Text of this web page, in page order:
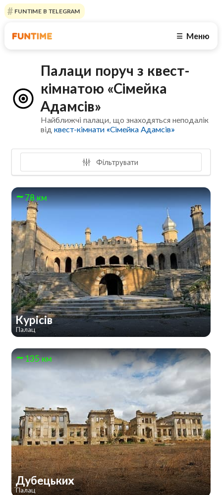
FUNTIME В TELEGRAM
☰ Меню
Палаци поруч з квест-
кімнатою «Сімейка
Адамсів»
Найближчі палаци, що знаходяться неподалік
відквест-кімнати «Сімейка Адамсів»
Фільтрувати
78 км
Курісів
Палац
135 км
Дубецьких
Палац